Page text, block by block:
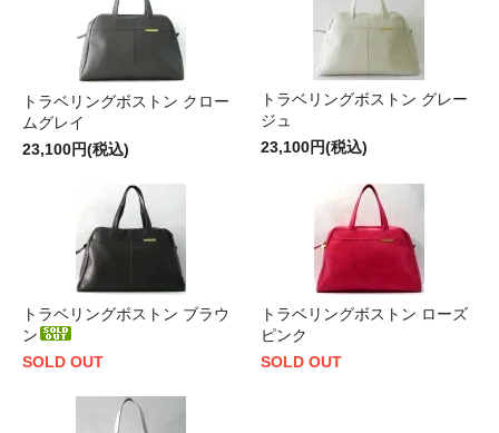
トラベリングボストン クロー
ムグレイ
23,100円(税込)
トラベリングボストン グレー
ジュ
23,100円(税込)
トラベリングボストン ブラウ
ン
SOLD OUT
トラベリングボストン ローズ
ピンク
SOLD OUT